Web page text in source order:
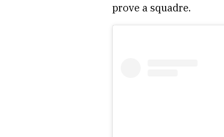
prove a squadre.